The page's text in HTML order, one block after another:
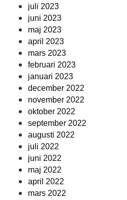
juli 2023
juni 2023
maj 2023
april 2023
mars 2023
februari 2023
januari 2023
december 2022
november 2022
oktober 2022
september 2022
augusti 2022
juli 2022
juni 2022
maj 2022
april 2022
mars 2022